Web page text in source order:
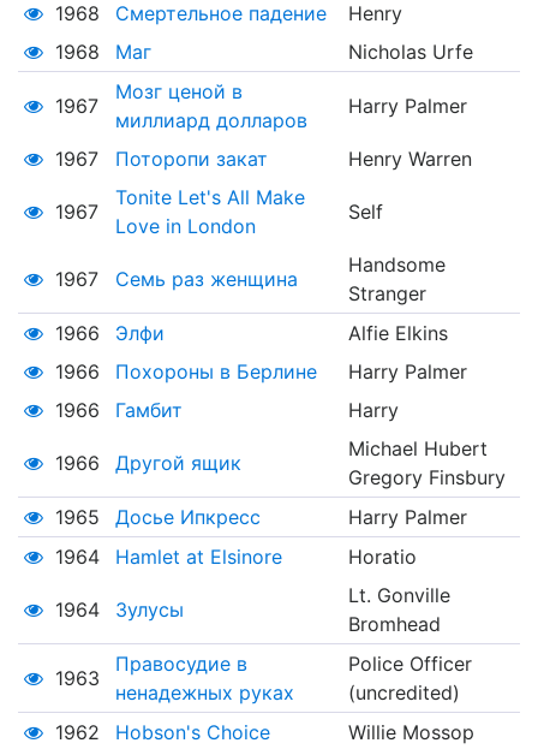
1968 Смертельное падение
Henry
1968
Маг Nicholas Urfe
1967
Мозг ценой в
миллиард долларов
Harry Palmer
1967 Поторопи закат Henry Warren
1967
Tonite Let's All Make
Love in London
Self
1967 Семь раз женщина
Handsome
Stranger
1966
Элфи
Alfie Elkins
1966
Похороны в Берлине
Harry Palmer
1966
Гамбит Harry
1966 Другой ящик
Michael Hubert
Gregory Finsbury
1965
Досье Ипкресс
Harry Palmer
1964
Hamlet at Elsinore Horatio
1964 Зулусы
Lt. Gonville
Bromhead
1963
Правосудие в
ненадежных руках
Police Officer
(uncredited)
1962
Hobson's Choice
Willie Mossop